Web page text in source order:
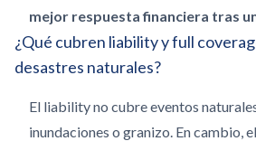
mejor respuesta financiera tras
¿Qué cubren liability y full
desastres naturales?
El liability no cubre eventos
inundaciones o granizo. En cambio,